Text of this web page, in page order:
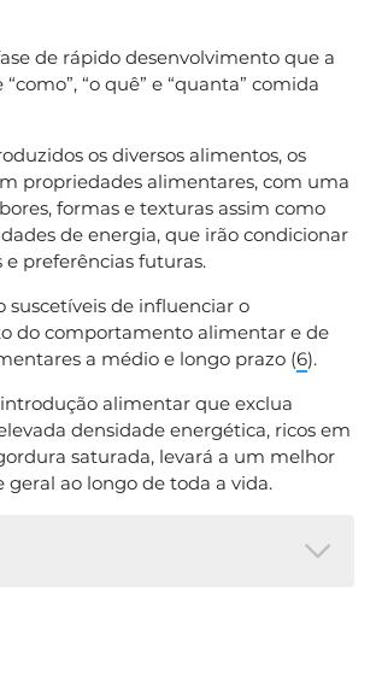
de rápido desenvolvimento que a
“o quê” e “quanta” comida
os diversos alimentos, os
propriedades alimentares, com uma
formas e texturas assim como
de energia, que irão condicionar
e preferências futuras.
suscetíveis de influenciar o
do comportamento alimentar e de
a médio e longo prazo (6).
alimentar que exclua
densidade energética, ricos em
saturada, levará a um melhor
geral ao longo de toda a vida.
Paper by the European